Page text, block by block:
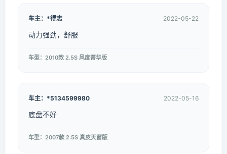
车主：*得志 2022-05-22
动力强劲，舒服
车型：2010款 2.5S 风度菁华版
车主：*5134599980 2022-05-16
底盘不好
车型：2007款 2.5S 真皮天窗版